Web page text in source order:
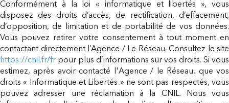
Conformément à la loi « informatique et libertés », vous
disposez des droits d’accès, de rectification, d’effacement,
d’opposition, de limitation et de portabilité de vos données.
Vous pouvez retirer votre consentement à tout moment en
contactant directement l’Agence / Le Réseau. Consultez le site
https://cnil.fr/fr pour plus d’informations sur vos droits. Si vous
estimez, après avoir contacté l'Agence / le Réseau, que vos
droits « Informatique et Libertés » ne sont pas respectés, vous
pouvez adresser une réclamation à la CNIL. Nous vous